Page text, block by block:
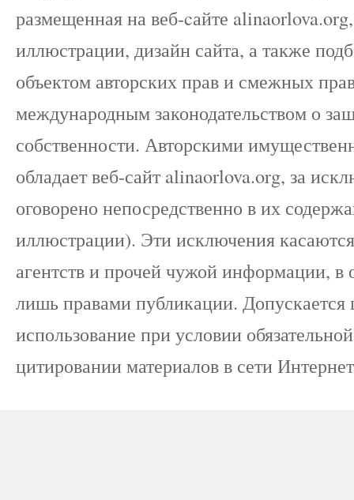
размещенная на веб-cайте
иллюстрации, дизайн сайта, а также
объектом авторских прав и смежных
международным законодательством о
собственности. Авторскими
обладает веб-сайт alinaorlova.org, за
оговорено непосредственно в их
иллюстрации). Эти исключения
агентств и прочей чужой информации,
лишь правами публикации.
использование при условии
цитировании материалов в сети